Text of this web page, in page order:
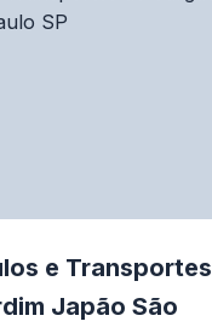
e Transportes
Japão São